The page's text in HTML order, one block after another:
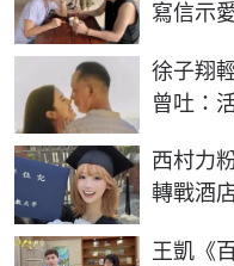
寫信示
徐子翔
曾吐：
西村力
轉戰酒
王凱《